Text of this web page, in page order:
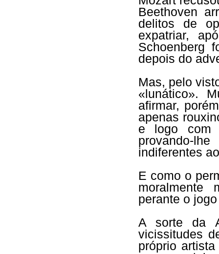
Beethoven
delitos de
expatriar,
Schoenberg
depois do
Mas, pelo
«lunático».
afirmar,
apenas
e logo com
provando-
indiferentes
E como o
moralmente
perante o
A sorte da
vicissitudes
próprio